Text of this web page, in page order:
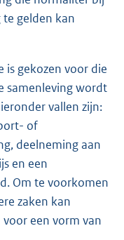
gelden kan
is gekozen voor die
samenleving wordt
vallen zijn:
of
deelneming aan
en een
Om te voorkomen
zaken kan
een vorm van